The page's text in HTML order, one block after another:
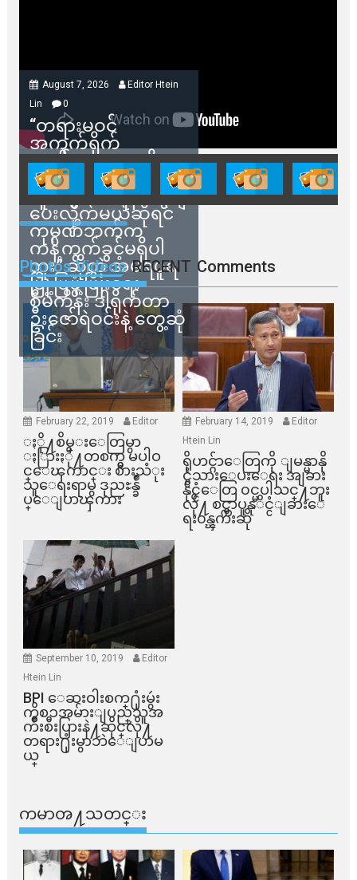
August 7, 2026
Editor Htein
Lin
0
“တရားမဝင်
အကွက်ရိုက်
ရောင်းချမှုတွေကို
သက်ဆိုင်ရာတာဝန်ရှိ
သူတွေက ဂရန်တွေချ
ပေးလိုက်မယ်ဆိုရင်
ကုမ္ပဏီဘက်က
ကန့်ကွက်ခွင့်မရှိပါ
ဘူး” ဆိုတဲ့ အမရပူရ
မြို့ပြဖွံ့ဖြိုးရေး
စီမံကိန်း ဒါရိုက်တာ
ဦးဇော်ရဲဝင်းနဲ့ တွေ့ဆုံ
ခြင်း
Photos Videos RECENT Comments
February 22, 2019 Editor
ႏို႔စိမ္းေတြမွာ
ႏြားႏို႔တစက္မွ မပါဝ
င္ေၾကာင္း စားသံုး
သူေရးရာမွ ဒုညႊန္ခ်ဳ
ပ္ေျပာၾကား
February 14, 2019
Editor
Htein Lin
ရိုဟင္ဂ်ာေတြကို ျမန္မာနို
င္ငံသားေပးေရး အျခား
နိုင္ငံေတြ ၀င္မပါသင္႔ဘူး
လို႔ စင္ကာပူနုိင္ငံျခားေ
ရး၀န္ၾကီးဆို
September 10, 2019
Editor
Htein Lin
BPI ​ေဆးဝါးစက္​႐ုံးမွဴး
ကိစၥအမ်ားျပည္​သူအ
က်ိဳးစီးပြားနဲ႔ဆိုင္​လို႔
တရား႐ုံးမွာဘဲေျပာမ
ယ္​
ကမာၻ႔သတင္း